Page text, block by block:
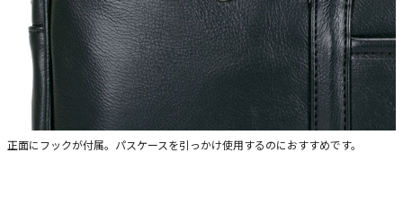
正面にフックが付属。パスケースを引っかけ使用するのにおすすめです。